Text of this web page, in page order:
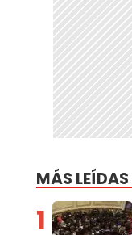
MÁS LEÍDAS
1